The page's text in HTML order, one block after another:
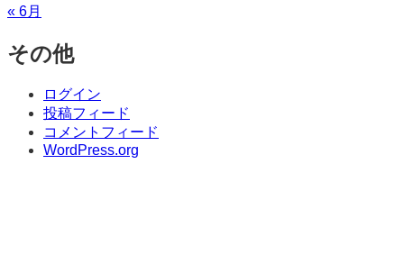
« 6月
その他
ログイン
投稿フィード
コメントフィード
WordPress.org